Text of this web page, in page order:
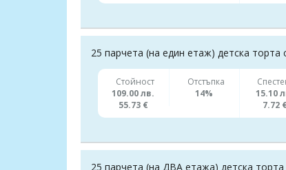
25 парчета (на един етаж) детска
Стойност
109.00 лв.
55.73 €
Отстъпка
14%
15.10
7.72 €
25 парчета (на ДВА етажа) детска